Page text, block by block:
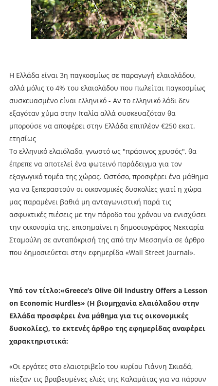
Η Ελλάδα είναι 3η παγκοσμίως σε παραγωγή ελαιολάδου,
αλλά μόλις το 4% του ελαιολάδου που πωλείται παγκοσμίως
συσκευασμένο είναι ελληνικό - Αν το ελληνικό λάδι δεν
εξαγόταν χύμα στην Ιταλία αλλά συσκευαζόταν θα
μπορούσε να αποφέρει στην Ελλάδα επιπλέον €250 εκατ.
ετησίως
Το ελληνικό ελαιόλαδο, γνωστό ως "πράσινος χρυσός", θα
έπρεπε να αποτελεί ένα φωτεινό παράδειγμα για τον
εξαγωγικό τομέα της χώρας. Ωστόσο, προσφέρει ένα μάθημα
για να ξεπεραστούν οι οικονομικές δυσκολίες γιατί η χώρα
μας παραμένει βαθιά μη ανταγωνιστική παρά τις
ασφυκτικές πιέσεις με την πάροδο του χρόνου να ενισχύσει
την οικονομία της, επισημαίνει η δημοσιογράφος Νεκταρία
Σταμούλη σε ανταπόκρισή της από την Μεσσηνία σε άρθρο
που δημοσιεύεται στην εφημερίδα «Wall Street Journal».
Υπό τον τίτλο:«Greece’s Olive Oil Industry Offers a Lesson
on Economic Hurdles» (Η βιομηχανία ελαιόλαδου στην
Ελλάδα προσφέρει ένα μάθημα για τις οικονομικές
δυσκολίες), το εκτενές άρθρο της εφημερίδας αναφέρει
χαρακτηριστικά:
«Οι εργάτες στο ελαιοτριβείο του κυρίου Γιάννη Σκιαδά,
πίεζαν τις βραβευμένες ελιές της Καλαμάτας για να πάρουν